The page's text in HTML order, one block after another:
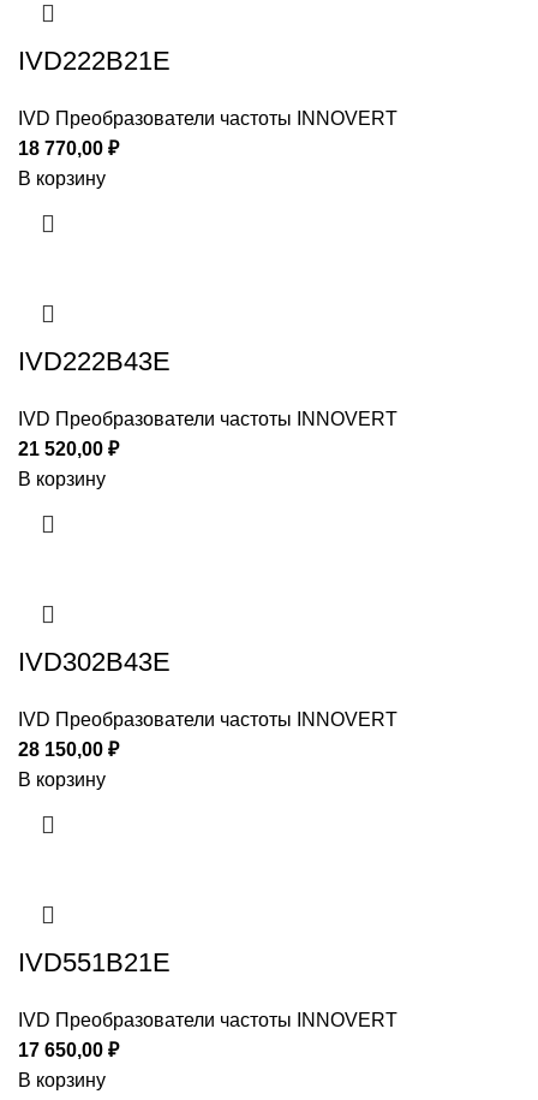
IVD222B21E
IVD Преобразователи частоты INNOVERT
18 770,00 ₽
В корзину
IVD222B43E
IVD Преобразователи частоты INNOVERT
21 520,00 ₽
В корзину
IVD302B43E
IVD Преобразователи частоты INNOVERT
28 150,00 ₽
В корзину
IVD551B21E
IVD Преобразователи частоты INNOVERT
17 650,00 ₽
В корзину